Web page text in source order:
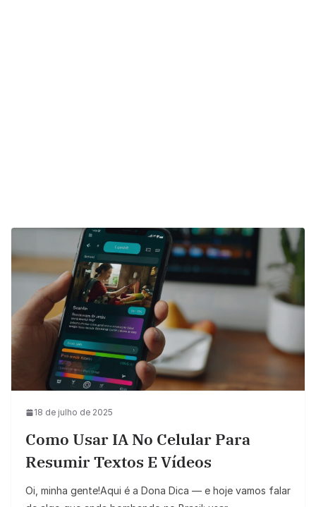
18 de julho de 2025
Como Usar IA No Celular Para
Resumir Textos E Vídeos
Oi, minha gente!Aqui é a Dona Dica — e hoje vamos falar